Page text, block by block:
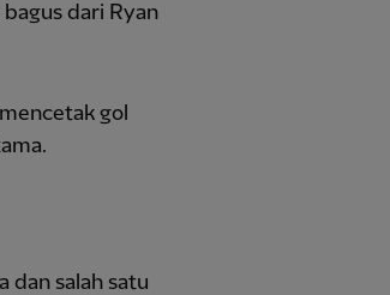
dari Ryan
gol
dan salah satu